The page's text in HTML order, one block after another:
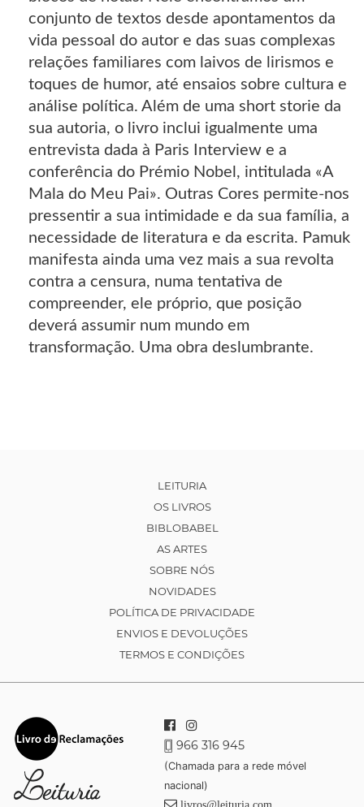
conjunto de textos desde apontamentos da
vida pessoal do autor e das suas complexas
relações familiares com laivos de lirismos e
toques de humor, até ensaios sobre cultura e
análise política. Além de uma short storie da
sua autoria, o livro inclui igualmente uma
entrevista dada à Paris Interview e a
conferência do Prémio Nobel, intitulada «A
Mala do Meu Pai». Outras Cores permite-nos
pressentir a sua intimidade e da sua família, a
necessidade de literatura e da escrita. Pamuk
manifesta ainda uma vez mais a sua revolta
contra a censura, numa tentativa de
compreender, ele próprio, que posição
deverá assumir num mundo em
transformação. Uma obra deslumbrante.
LEITURIA
OS LIVROS
BIBLOBABEL
AS ARTES
SOBRE NÓS
NOVIDADES
POLÍTICA DE PRIVACIDADE
ENVIOS E DEVOLUÇÕES
TERMOS E CONDIÇÕES
966 316 945
(Chamada para a rede móvel
nacional)
livros@leituria.com